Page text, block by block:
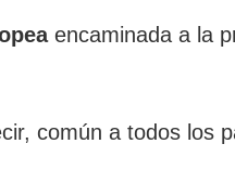
encaminada a la
común a todos los